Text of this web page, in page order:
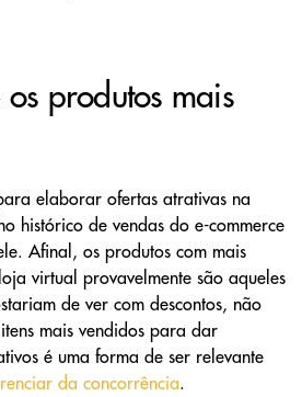
produtos mais
elaborar ofertas atrativas na
histórico de vendas do e-commerce
Afinal, os produtos com mais
virtual provavelmente são aqueles
de ver com descontos, não
mais vendidos para dar
é uma forma de ser relevante
da concorrência.